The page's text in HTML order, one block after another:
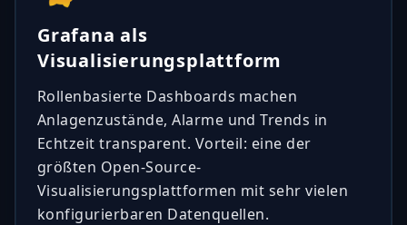
Grafana als
Visualisierungsplattform
Rollenbasierte Dashboards machen
Anlagenzustände, Alarme und Trends in
Echtzeit transparent. Vorteil: eine der
größten Open-Source-
Visualisierungsplattformen mit sehr vielen
konfigurierbaren Datenquellen.